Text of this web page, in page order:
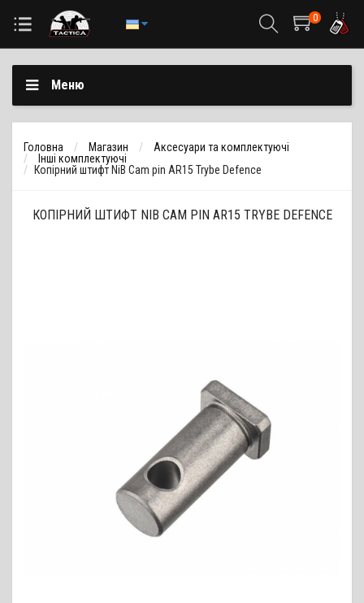
0
Меню
Головна Магазин
Аксесуари та комплектуючі
Інші комплектуючі
Копірний штифт NiB Cam pin AR15 Trybe Defence
КОПІРНИЙ ШТИФТ NIB CAM PIN AR15 TRYBE DEFENCE